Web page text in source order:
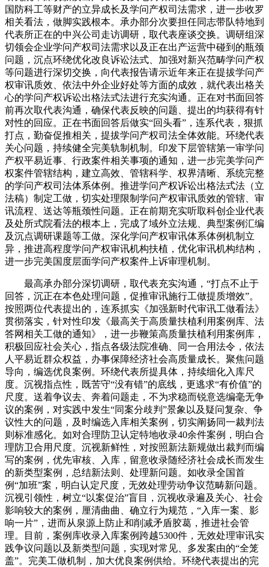
国防科工等财产的立异成长及学问产权司法需求，进一步收罗
相关看法，做脚实践根本。承办部分次要担任同志带队特地到
代表所正在的中兴公司走访调研，取代表座谈交换。调研组深
切领会企业学问产权司法需求以及正在出产运营中碰到的瓶颈
问题，沉点环绕优化改良诉讼法式、加强对新兴范畴学问产权
等问题进行深切交换，向代表报告请示近年来正在提拔学问产
权审讯质效、依法中外企业好处等方面的成效，就代表出格关
心的学问产权诉讼出格法式法进行充实沟通。正在对书面回答
前再次取代表沟通，确保代表反映的问题、提出的均获得有针
对性的回应。正在书面回答后做实“回头看”，连系代表，狠抓
打点，勤奋促推相关，提拔学问产权司法全体效能。环绕代表
关心问题，持续健全完美轨制机制。印发下层管辖第一审学问
产权平易近事、行政案件相关事项的通知，进一步完美学问产
权案件管辖结构，建立高效、管辖科学、权界清晰、系统完整
的学问产权司法体系体例。推进学问产权诉讼出格法式法（立
法稿）制定工做，切实处理限制学问产权审讯质效的管辖、审
讯流程、送达等瓶颈性问题。正在前期充实听取科创企业代表
及处所式院看法的根本上，完成了域外立法规、典型案例汇编
及沉点调研课题等工做。深化学问产权审讯体系体例机制立
异，推进高程度学问产权审讯机构扶植，优化审讯机构结构，
进一步完美国度层面学问产权案件上诉审理机制。
最高承办部分深切调研，取代表充实沟通，“打点不止于
回答，沉正在本色处理问题，促推审讯施行工做提质增效”。
按照两位代表提出的，连系抓实《加强新时代审讯工做看法》
贯彻落实，针对性印发《最高关于高质量扶植利用案例库、法
答网相关工做的通知》，进一步鞭策高质量扶植利用案例库，
积极回应社会关心，指点各级法院准确、同一合用法令，依法
人平易近群众权益，办事保障经济社会高质量成长。聚焦问题
导向，编选优良案例。环绕代表所提具体，持续细化入库尺
度。沉视指点性，既苦守“没有错”的底线，更逃求“有价值”的
尺度。送着争议去、奔着问题走，不为求稳而锐意选编毫无争
议的案例，对实践中发生“同案分歧判”景象以及疑问复杂、争
议性大的问题，及时编选入库相关案例，切实阐扬同一裁判法
则标准感化。如对合理防卫认定特地收录40余件案例，明白合
理防卫合用尺度。沉视新鲜性，对按照新法新规做出裁判而编
写的案例，优先审核、入库，留意收录随经济社会成长而发生
的新类型案例，总结新法则、处理新问题。如收录全国首
例“加班”案，明白认定尺度，无效处理劳动争议范畴新问题。
沉视引领性，树立“以案促治”盲目，沉视收录遍及关心、社会
影响较大的案例，厘清曲曲、确立行为规范，“入库一案、影
响一片”，进而从泉源上防止和削减矛盾胶葛，推进社会管
理。目前，案例库收录入库案例跨越5300件，无效处理审讯实
践争议问题以及新类型问题，实现对常见、多发案由的“全笼
盖”。完美工做机制，加大优良案例供给。环绕代表提出的完